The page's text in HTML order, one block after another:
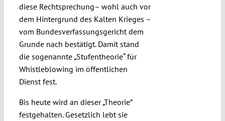
diese Rechtsprechung– wohl auch vor
dem Hintergrund des Kalten Krieges –
vom Bundesverfassungsgericht dem
Grunde nach bestätigt. Damit stand
die sogenannte „Stufentheorie“ für
Whistleblowing im öffentlichen
Dienst fest.
Bis heute wird an dieser „Theorie”
festgehalten. Gesetzlich lebt sie